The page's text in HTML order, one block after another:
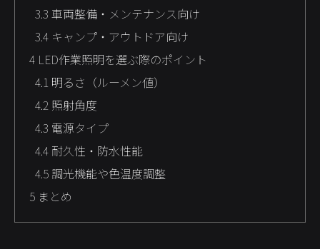
3.3 車両整備・メンテナンス向け
3.4 キャンプ・アウトドア向け
4 LED作業照明を選ぶ際のポイント
4.1 明るさ（ルーメン値）
4.2 照射角度
4.3 電源タイプ
4.4 耐久性・防水性能
4.5 調光機能や色温度調整
5 まとめ